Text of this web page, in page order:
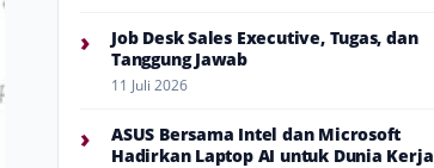
›
Job Desk Sales Executive, Tugas, dan
Tanggung Jawab
11 Juli 2026
›
ASUS Bersama Intel dan Microsoft
Hadirkan Laptop AI untuk Dunia Kerja